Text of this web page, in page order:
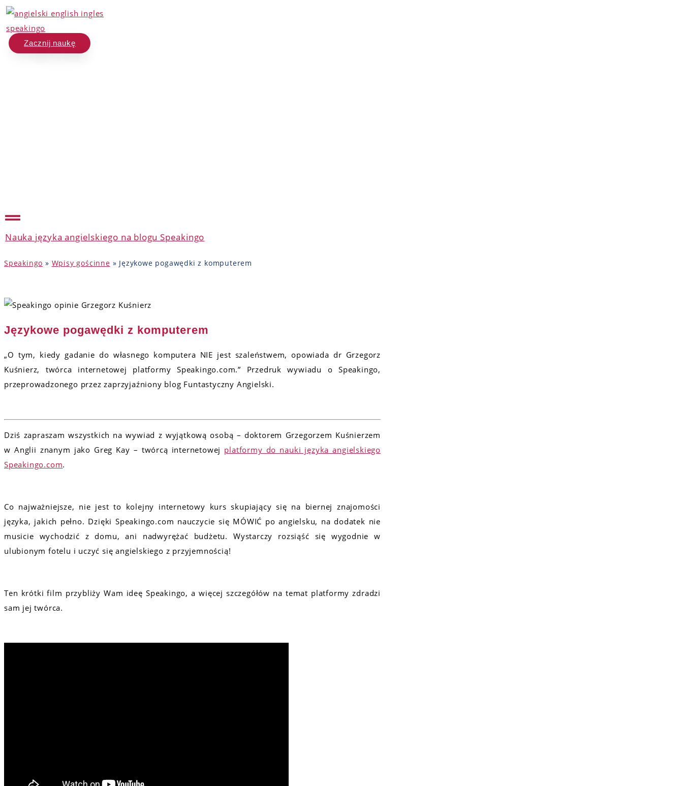
Zacznij naukę
Nauka języka angielskiego na blogu Speakingo
Speakingo » Wpisy gościnne » Językowe pogawędki z komputerem
Językowe pogawędki z komputerem
„O tym, kiedy gadanie do własnego komputera NIE jest szaleństwem, opowiada dr Grzegorz
Kuśnierz, twórca internetowej platformy Speakingo.com.” Przedruk wywiadu o Speakingo,
przeprowadzonego przez zaprzyjaźniony blog Funtastyczny Angielski.
Dziś zapraszam wszystkich na wywiad z wyjątkową osobą – doktorem Grzegorzem Kuśnierzem
w Anglii znanym jako Greg Kay – twórcą internetowej platformy do nauki języka angielskiego
Speakingo.com.
Co najważniejsze, nie jest to kolejny internetowy kurs skupiający się na biernej znajomości
języka, jakich pełno. Dzięki Speakingo.com nauczycie się MÓWIĆ po angielsku, na dodatek nie
musicie wychodzić z domu, ani nadwyrężać budżetu. Wystarczy rozsiąść się wygodnie w
ulubionym fotelu i uczyć się angielskiego z przyjemnością!
Ten krótki film przybliży Wam ideę Speakingo, a więcej szczegółów na temat platformy zdradzi
sam jej twórca.